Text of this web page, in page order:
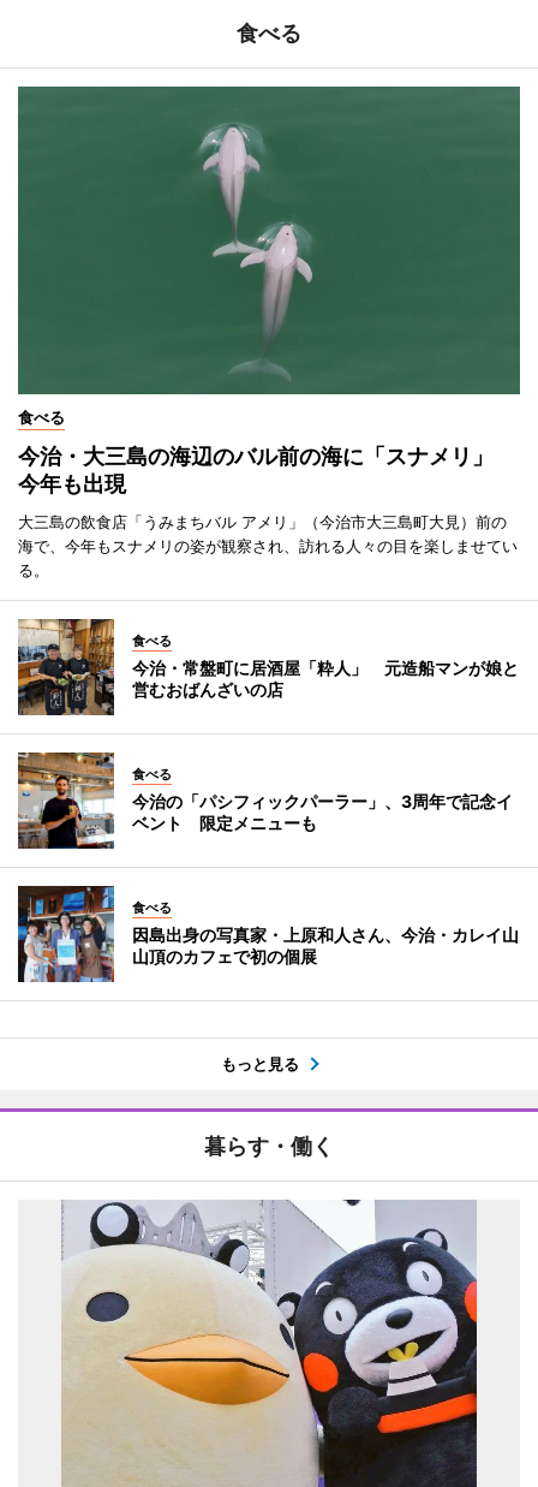
食べる
食べる
今治・大三島の海辺のバル前の海に「スナメリ」
今年も出現
大三島の飲食店「うみまちバル アメリ」（今治市大三島町大見）前の
海で、今年もスナメリの姿が観察され、訪れる人々の目を楽しませてい
る。
食べる
今治・常盤町に居酒屋「粋人」 元造船マンが娘と
営むおばんざいの店
食べる
今治の「パシフィックパーラー」、3周年で記念イ
ベント 限定メニューも
食べる
因島出身の写真家・上原和人さん、今治・カレイ山
山頂のカフェで初の個展
もっと見る
暮らす・働く